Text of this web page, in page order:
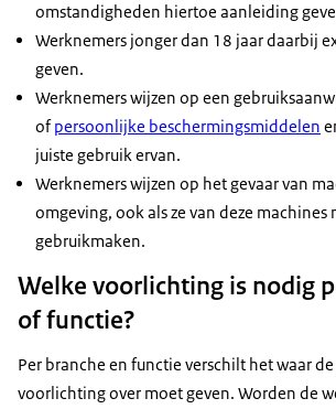
omstandigheden hiertoe aanleiding
Werknemers jonger dan 18 jaar daarbij
geven.
Werknemers wijzen op een
ofpersoonlijke beschermingsmiddelen
juiste gebruik ervan.
Werknemers wijzen op het gevaar van
omgeving, ook als ze van deze machines
gebruikmaken.
Welke voorlichting is nodig
of functie?
Per branche en functie verschilt het waar
voorlichting over moet geven. Worden de